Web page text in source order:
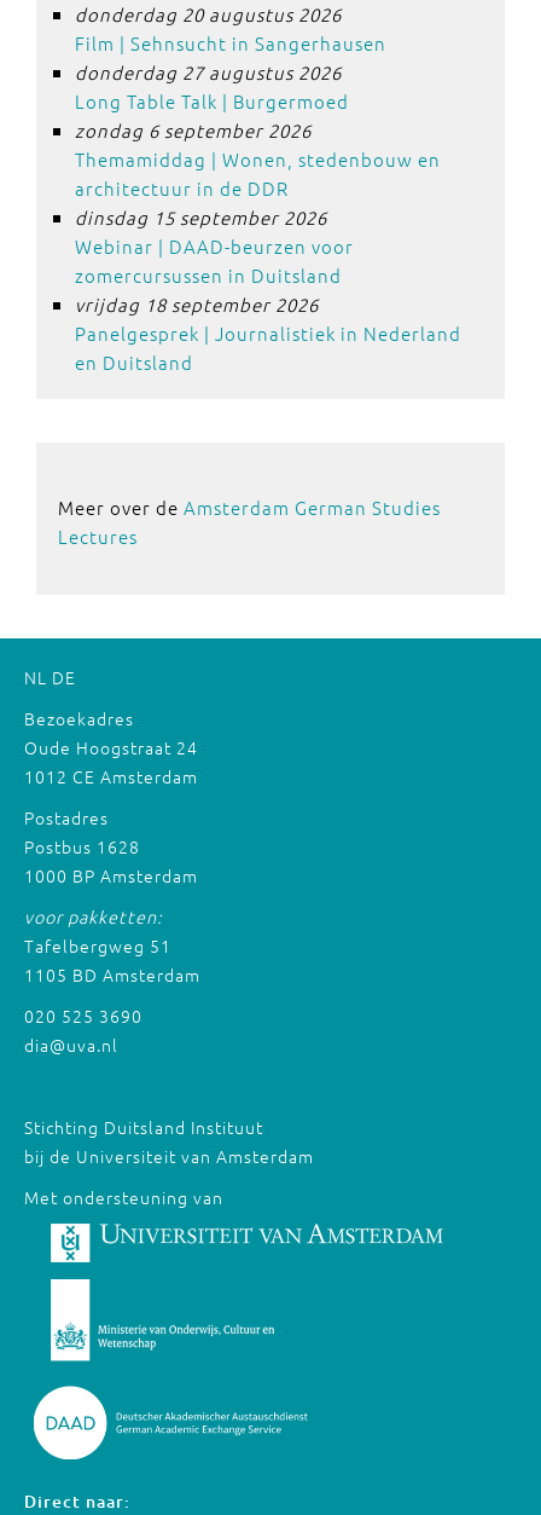
donderdag 20 augustus 2026
Film | Sehnsucht in Sangerhausen
donderdag 27 augustus 2026
Long Table Talk | Burgermoed
zondag 6 september 2026
Themamiddag | Wonen, stedenbouw en
architectuur in de DDR
dinsdag 15 september 2026
Webinar | DAAD-beurzen voor
zomercursussen in Duitsland
vrijdag 18 september 2026
Panelgesprek | Journalistiek in Nederland
en Duitsland
Meer over de Amsterdam German Studies
Lectures
NL DE
Bezoekadres
Oude Hoogstraat 24
1012 CE Amsterdam
Postadres
Postbus 1628
1000 BP Amsterdam
voor pakketten:
Tafelbergweg 51
1105 BD Amsterdam
020 525 3690
dia@uva.nl
Stichting Duitsland Instituut
bij de Universiteit van Amsterdam
Met ondersteuning van
Direct naar: